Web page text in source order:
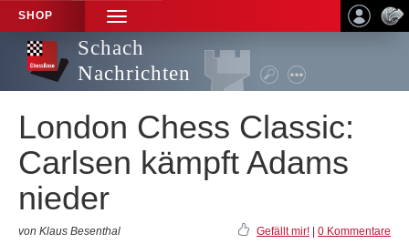
SHOP
TOGGLE
NAVIGATION
Schach
Nachrichten
London Chess Classic:
Carlsen kämpft Adams
nieder
von Klaus Besenthal Gefällt mir! 0 Kommentare